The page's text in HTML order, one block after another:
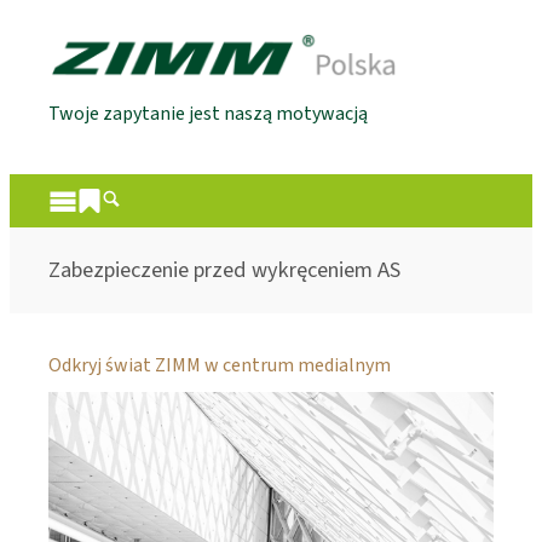
Twoje zapytanie jest naszą motywacją
Zabezpieczenie przed wykręceniem AS
Odkryj świat ZIMM w centrum medialnym